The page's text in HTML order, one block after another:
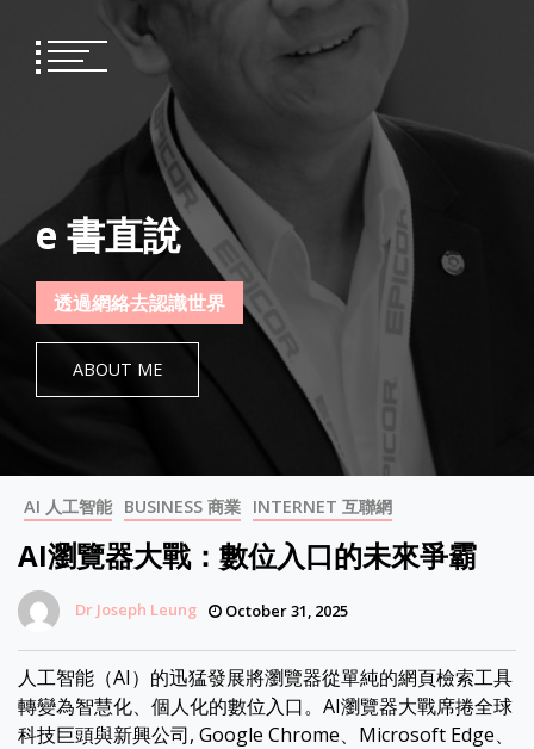
content
e 書直說
透過網絡去認識世界
ABOUT ME
AI 人工智能 BUSINESS 商業 INTERNET 互聯網
AI瀏覽器大戰：數位入口的未來爭霸
Dr Joseph Leung October 31, 2025
人工智能（AI）的迅猛發展將瀏覽器從單純的網頁檢索工具
轉變為智慧化、個人化的數位入口。AI瀏覽器大戰席捲全球
科技巨頭與新興公司, Google Chrome、Microsoft Edge、